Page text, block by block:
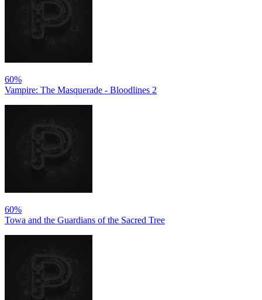
60%
Vampire: The Masquerade - Bloodlines 2
60%
Towa and the Guardians of the Sacred Tree